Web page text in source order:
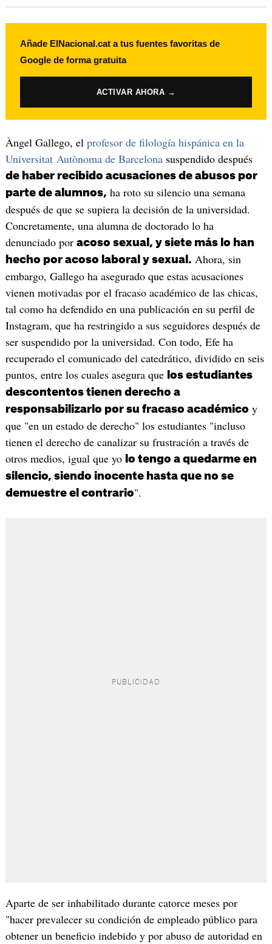
Añade ElNacional.cat a tus fuentes favoritas de
Google de forma gratuita
ACTIVAR AHORA →
Àngel Gallego, el profesor de filología hispánica en la
Universitat Autònoma de Barcelonasuspendido después
de haber recibido acusaciones de abusos por
parte de alumnos, ha roto su silencio una semana
después de que se supiera la decisión de la universidad.
Concretamente, una alumna de doctorado lo ha
denunciado por acoso sexual, y siete más lo han
hecho por acoso laboral y sexual. Ahora, sin
embargo, Gallego ha asegurado que estas acusaciones
vienen motivadas por el fracaso académico de las chicas,
tal como ha defendido en una publicación en su perfil de
Instagram, que ha restringido a sus seguidores después de
ser suspendido por la universidad. Con todo, Efe ha
recuperado el comunicado del catedrático, dividido en seis
puntos, entre los cuales asegura que los estudiantes
descontentos tienen derecho a
responsabilizarlo por su fracaso académico y
que "en un estado de derecho" los estudiantes "incluso
tienen el derecho de canalizar su frustración a través de
otros medios, igual que yo lo tengo a quedarme en
silencio, siendo inocente hasta que no se
demuestre el contrario".
Aparte de ser inhabilitado durante catorce meses por
"hacer prevalecer su condición de empleado público para
obtener un beneficio indebido y por abuso de autoridad en